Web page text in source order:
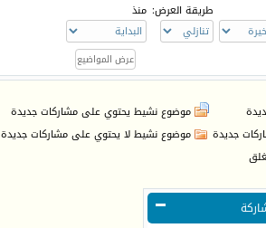
طريقة العرض: منذ
موضوع نشيط يحتوي على مشاركات جديدة
جديدة
موضوع نشيط لا يحتوي على مشاركات جديدة